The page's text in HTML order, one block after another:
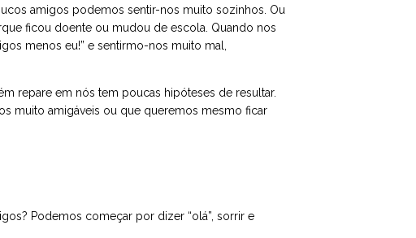
amigos podemos sentir-nos muito sozinhos. Ou
ficou doente ou mudou de escola. Quando nos
menos eu!” e sentirmo-nos muito mal,
repare em nós tem poucas hipóteses de resultar.
muito amigáveis ou que queremos mesmo ficar
Podemos começar por dizer “olá”, sorrir e